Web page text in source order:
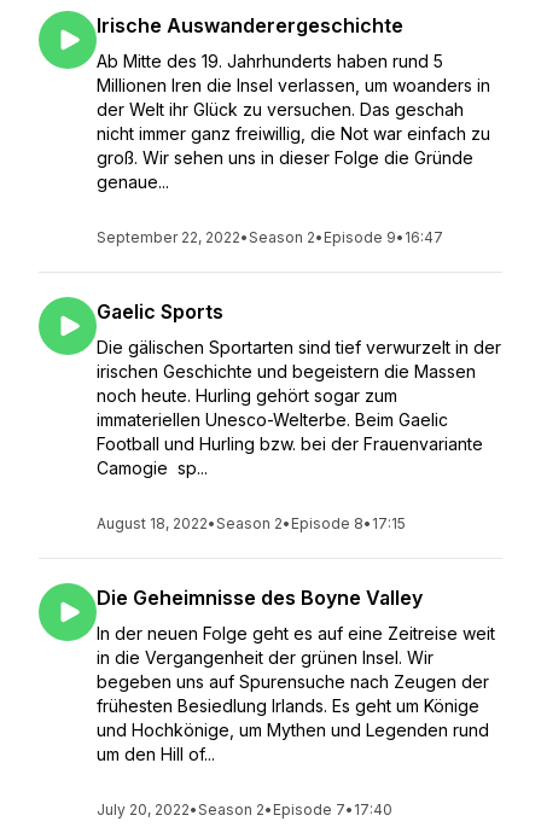
Irische Auswanderergeschichte
Ab Mitte des 19. Jahrhunderts haben rund 5
Millionen Iren die Insel verlassen, um woanders in
der Welt ihr Glück zu versuchen. Das geschah
nicht immer ganz freiwillig, die Not war einfach zu
groß. Wir sehen uns in dieser Folge die Gründe
genaue...
September 22, 2022•Season 2• Episode 9• 16:47
Gaelic Sports
Die gälischen Sportarten sind tief verwurzelt in der
irischen Geschichte und begeistern die Massen
noch heute. Hurling gehört sogar zum
immateriellen Unesco-Welterbe. Beim Gaelic
Football und Hurling bzw. bei der Frauenvariante
Camogie sp...
August 18, 2022•Season 2• Episode 8• 17:15
Die Geheimnisse des Boyne Valley
In der neuen Folge geht es auf eine Zeitreise weit
in die Vergangenheit der grünen Insel. Wir
begeben uns auf Spurensuche nach Zeugen der
frühesten Besiedlung Irlands. Es geht um Könige
und Hochkönige, um Mythen und Legenden rund
um den Hill of...
July 20, 2022•Season 2• Episode 7• 17:40